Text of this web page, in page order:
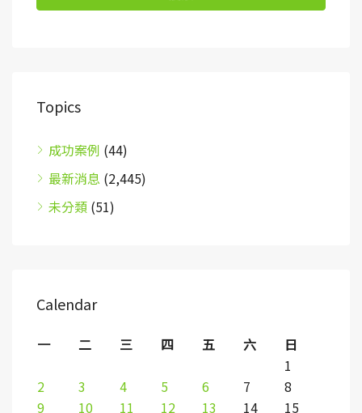
Topics
成功案例 (44)
最新消息 (2,445)
未分類 (51)
Calendar
一 二 三 四 五 六
日
1
2
3 4 5 6 7
8
9
10 11 12 13 14 15